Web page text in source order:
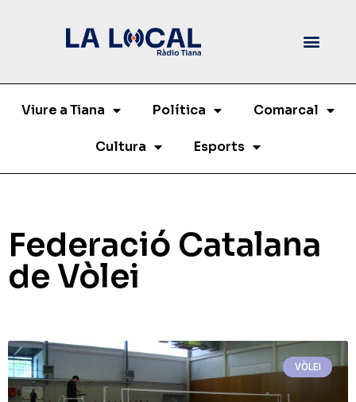
Viure a Tiana Política Comarcal
Cultura Esports
Federació Catalana
de Vòlei
VÒLEI